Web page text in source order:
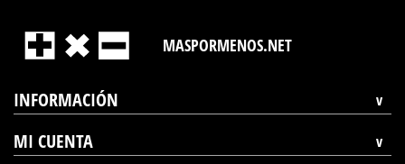
MASPORMENOS.NET
INFORMACIÓN
MI CUENTA